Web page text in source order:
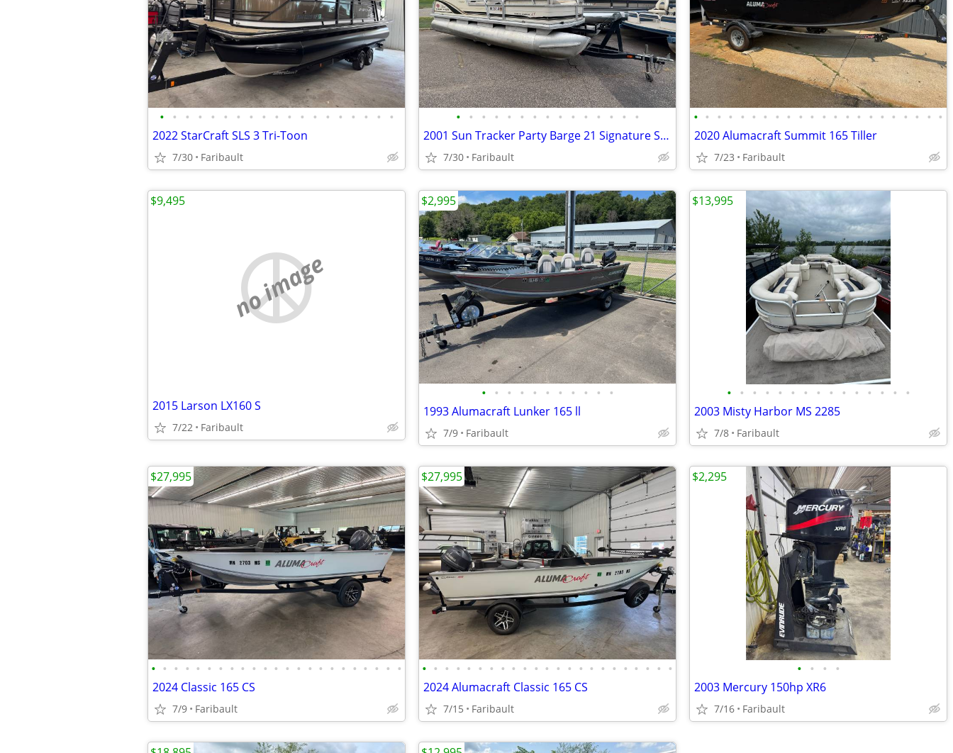
• • • • • • • • • • • • • • • • • • •
2022 StarCraft SLS 3 Tri-Toon
7/30 Faribault
• • • • • • • • • • • • • • •
2001 Sun Tracker Party Barge 21 Signature Series
7/30 Faribault
• • • • • • • • • • • • • • • • • • • • • •
2020 Alumacraft Summit 165 Tiller
7/23 Faribault
no image
2015 Larson LX160 S
7/22 Faribault
$9,495
• • • • • • • • • • •
1993 Alumacraft Lunker 165 ll
7/9 Faribault
$2,995
• • • • • • • • • • • • • • •
2003 Misty Harbor MS 2285
7/8 Faribault
$13,995
• • • • • • • • • • • • • • • • • • • • • • •
2024 Classic 165 CS
7/9 Faribault
$27,995
• • • • • • • • • • • • • • • • • • • • • • •
2024 Alumacraft Classic 165 CS
7/15 Faribault
$27,995
• • • •
2003 Mercury 150hp XR6
7/16 Faribault
$2,295